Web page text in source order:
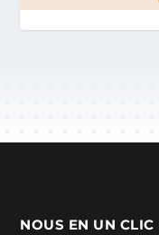
NOUS EN UN CLIC